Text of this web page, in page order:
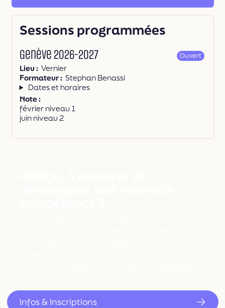
Sessions programmées
Genève 2026-2027 Ouvert
Lieu
Vernier
Formateur
Stephan Benassi
Dates et horaires
Note
février niveau 1
juin niveau 2
Infos & Inscriptions